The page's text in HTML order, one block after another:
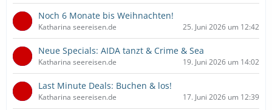
Noch 6 Monate bis Weihnachten!
Katharina seereisen.de 25. Juni 2026 um 12:42
Neue Specials: AIDA tanzt & Crime & Sea
Katharina seereisen.de 19. Juni 2026 um 14:02
Last Minute Deals: Buchen & los!
Katharina seereisen.de 17. Juni 2026 um 12:39